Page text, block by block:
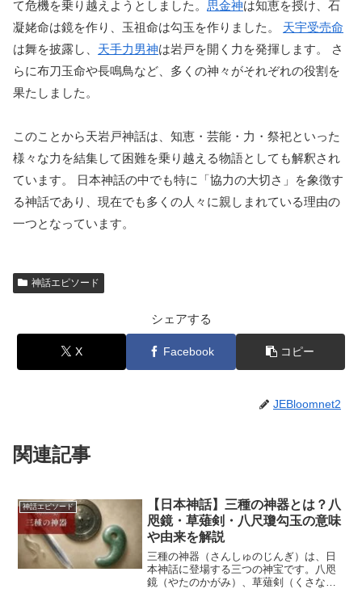
て危機を乗り越えようとしました。 思金神は知恵を授け、石
凝姥命は鏡を作り、玉祖命は勾玉を作りました。 天宇受売命
は舞を披露し、 天手力男神は岩戸を開く力を発揮します。 さ
らに布刀玉命や長鳴鳥など、多くの神々がそれぞれの役割を
果たしました。
このことから天岩戸神話は、知恵・芸能・力・祭祀といった
様々な力を結集して困難を乗り越える物語としても解釈され
ています。 日本神話の中でも特に「協力の大切さ」を象徴す
る神話であり、現在でも多くの人々に親しまれている理由の
一つとなっています。
神話エピソード
シェアする
X Facebook コピー
JEBloomnet2
関連記事
神話エピソード
【日本神話】三種の神器とは？八
咫鏡・草薙剣・八尺瓊勾玉の意味
や由来を解説
三種の神器（さんしゅのじんぎ）は、日
本神話に登場する三つの神宝です。八咫
鏡（やたのかがみ）、草薙剣（くさなぎ